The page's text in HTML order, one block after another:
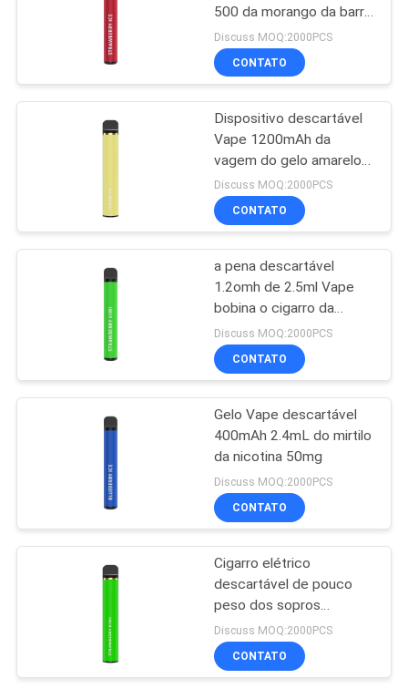
QUALIDADE
PEÇA
Dispositivo
descartável da
vagem de Vape
Vape liso
descartável Pen
Cigarro eletrônico
descartável
16
Cigarro eletrônico
recarregável
500 da morango da barra
sopra
Discuss MOQ:2000PCS
CONTATO
Dispositivo descartável
Vape 1200mAh da
vagem do gelo amarelo
do limão de 1500 sopros
Discuss MOQ:2000PCS
CONTATO
a pena descartável
1.2omh de 2.5ml Vape
bobina o cigarro da
resistência 500mAh E
Discuss MOQ:2000PCS
CONTATO
Gelo Vape descartável
400mAh 2.4mL do mirtilo
da nicotina 50mg
Discuss MOQ:2000PCS
CONTATO
Cigarro elétrico
descartável de pouco
peso dos sopros
1200mAh da pena 1500
de Vape
Discuss MOQ:2000PCS
CONTATO